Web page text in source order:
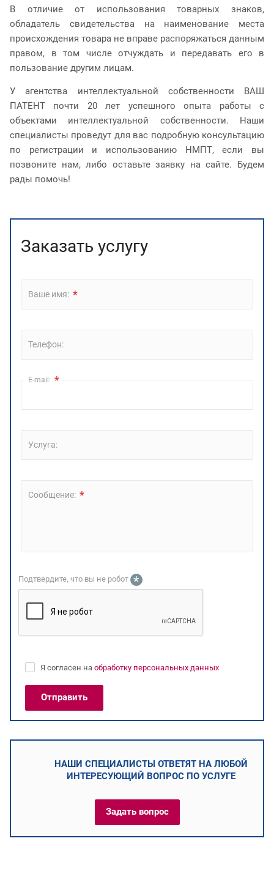
В отличие от использования товарных знаков,
обладатель свидетельства на наименование места
происхождения товара не вправе распоряжаться данным
правом, в том числе отчуждать и передавать его в
пользование другим лицам.
У агентства интеллектуальной собственности ВАШ
ПАТЕНТ почти 20 лет успешного опыта работы с
объектами интеллектуальной собственности. Наши
специалисты проведут для вас подробную консультацию
по регистрации и использованию НМПТ, если вы
позвоните нам, либо оставьте заявку на сайте. Будем
рады помочь!
Заказать услугу
Ваше имя: *
Телефон:
E-mail: *
Услуга:
Сообщение: *
Подтвердите, что вы не робот *
Я согласен на обработку персональных данных
НАШИ СПЕЦИАЛИСТЫ ОТВЕТЯТ НА ЛЮБОЙ
ИНТЕРЕСУЮЩИЙ ВОПРОС ПО УСЛУГЕ
Задать вопрос